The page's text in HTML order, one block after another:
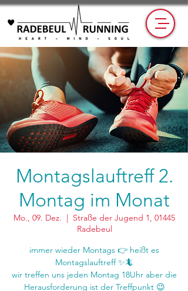
Montagslauftreff 2.
Montag im Monat
Mo., 09. Dez.
  |
Straße der Jugend 1, 01445
Radebeul
immer wieder Montags 👉 heißt es
Montagslauftreff ✨🦎
wir treffen uns jeden Montag 18Uhr aber die